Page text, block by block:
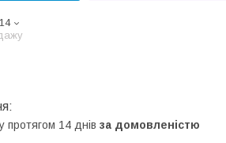
протягом 14 днів за домовленістю